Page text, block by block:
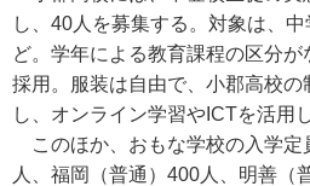
し、40人を募集する。対象は、
ど。学年による教育課程の区分
採用。服装は自由で、小郡高校
し、オンライン学習やICTを活用
このほか、おもな学校の入学定
人、福岡（普通）400人、明善（